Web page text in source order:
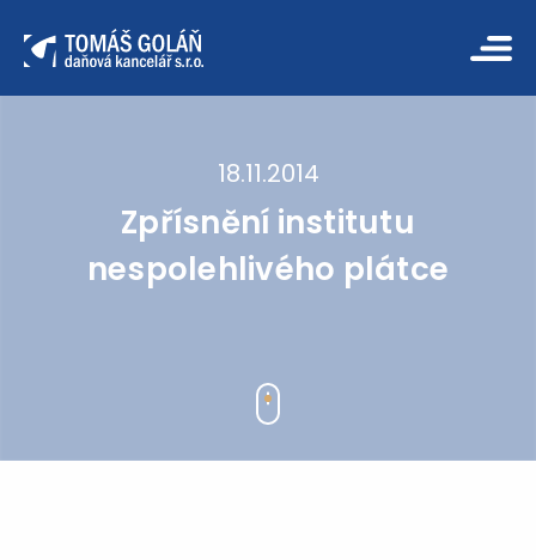
18.11.2014
Zpřísnění institutu
nespolehlivého plátce